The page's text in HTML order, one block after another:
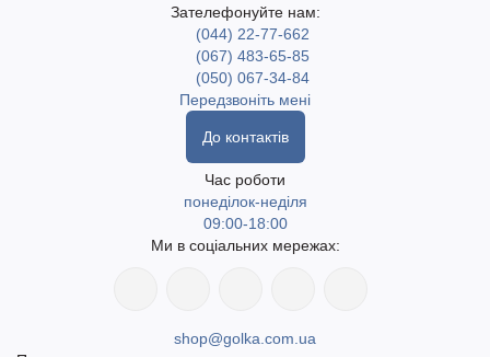
Зателефонуйте нам:
(044) 22-77-662
(067) 483-65-85
(050) 067-34-84
Передзвоніть мені
До контактів
Час роботи
понеділок-неділя
09:00-18:00
Ми в соціальних мережах:
shop@golka.com.ua